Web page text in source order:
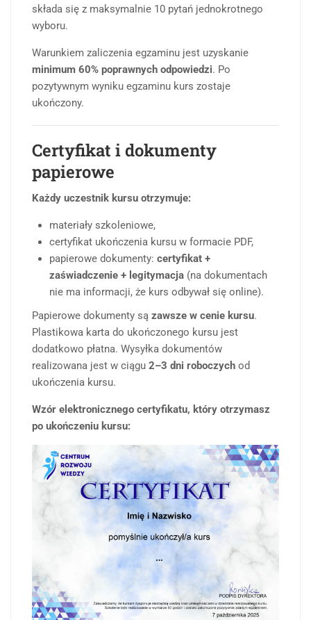
składa się z maksymalnie 10 pytań jednokrotnego
wyboru.
Warunkiem zaliczenia egzaminu jest uzyskanie
minimum 60% poprawnych odpowiedzi. Po
pozytywnym wyniku egzaminu kurs zostaje
ukończony.
Certyfikat i dokumenty
papierowe
Każdy uczestnik kursu otrzymuje:
materiały szkoleniowe,
certyfikat ukończenia kursu w formacie PDF,
papierowe dokumenty: certyfikat +
zaświadczenie + legitymacja (na dokumentach
nie ma informacji, że kurs odbywał się online).
Papierowe dokumenty są zawsze w cenie kursu.
Plastikowa karta do ukończonego kursu jest
dodatkowo płatna. Wysyłka dokumentów
realizowana jest w ciągu 2–3 dni roboczych od
ukończenia kursu.
Wzór elektronicznego certyfikatu, który otrzymasz
po ukończeniu kursu: